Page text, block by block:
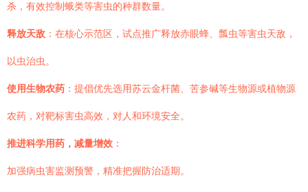
杀，有效控制蛾类等害虫的种群数量。
释放天敌 ：在核心示范区，试点推广释放赤眼蜂、瓢虫等害虫天敌，
以虫治虫。
使用生物农药 ：提倡优先选用苏云金杆菌、苦参碱等生物源或植物源
农药，对靶标害虫高效，对人和环境安全。
推进科学用药，减量增效 ：
加强病虫害监测预警，精准把握防治适期。